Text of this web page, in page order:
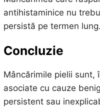
antihistaminice nu
persistă pe termen lung.
Concluzie
Mâncărimile pielii sunt,
asociate cu cauze
persistent sau